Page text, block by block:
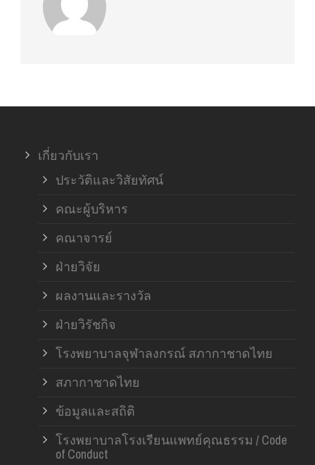
เกี่ยวกับเรา
ประวัติและวิสัยทัศน์
คณะผู้บริหาร
คณาจารย์
ฝ่ายวิจัย
ผลงานและรางวัล
ฝ่ายวิรัชกิจ
โรงพยาบาลจุฬาลงกรณ์ สภากาชาดไทย
สภากาชาดไทย
ข้อมูลและสถิติ
โรงพยาบาลโรงเรียนแพทย์คุณธรรม / Code
of Conduct